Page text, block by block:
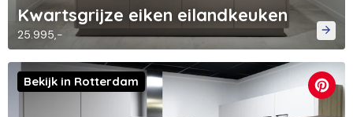
Kwartsgrijze eiken eilandkeuken
25.995,-
Bekijk in Rotterdam